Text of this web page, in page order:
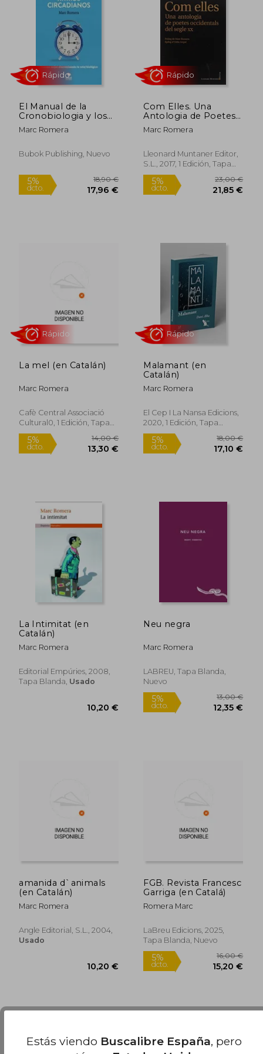
dcto. dcto.
El Manual de la
Cronobiologia y los
Ritmos Circadianos
Marc Romera
Bubok Publishing, Nuevo
Com Elles. Una
Antologia de Poetes
Occidentals Dels
Segle xx (la Fosca)
Marc Romera
Lleonard Muntaner Editor,
S.L., 2017, 1 Edición, Tapa
Blanda, Nuevo
5%
dcto.
Rápido
La mel (en Catalán)
Marc Romera
Cafè Central Associació
Cultural0, 1 Edición, Tapa
Blanda, Nuevo
Malamant (en
Catalán)
Marc Romera
El Cep I La Nansa Edicions,
2020, 1 Edición, Tapa
Blanda, Nuevo
La Intimitat (en
Catalán)
Marc Romera
Editorial Empúries, 2008,
Tapa Blanda, Usado
Neu negra
Marc Romera
LABREU, Tapa Blanda,
Nuevo
5%
amanida d`animals
(en Catalán)
Marc Romera
Angle Editorial, S.l., 2004,
Usado
FGB. Revista Francesc
Garriga (en Catalá)
Romera Marc
LaBreu Edicions, 2025,
Tapa Blanda, Nuevo
Estás viendo Buscalibre España, pero